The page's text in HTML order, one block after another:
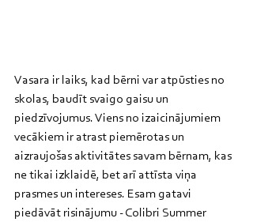
Vasara ir laiks, kad bērni var atpūsties no
skolas, baudīt svaigo gaisu un
piedzīvojumus. Viens no izaicinājumiem
vecākiem ir atrast piemērotas un
aizraujošas aktivitātes savam bērnam, kas
ne tikai izklaidē, bet arī attīsta viņa
prasmes un intereses. Esam gatavi
piedāvāt risinājumu - Colibri Summer